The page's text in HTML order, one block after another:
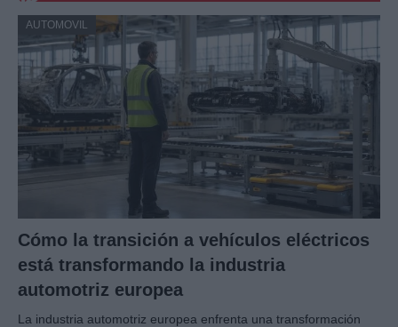
AUTOMOVIL
Cómo la transición a vehículos eléctricos
está transformando la industria
automotriz europea
La industria automotriz europea enfrenta una transformación